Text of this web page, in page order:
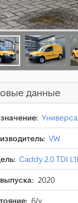
данные
VW
Caddy 2.0 TDI
2020
б/у